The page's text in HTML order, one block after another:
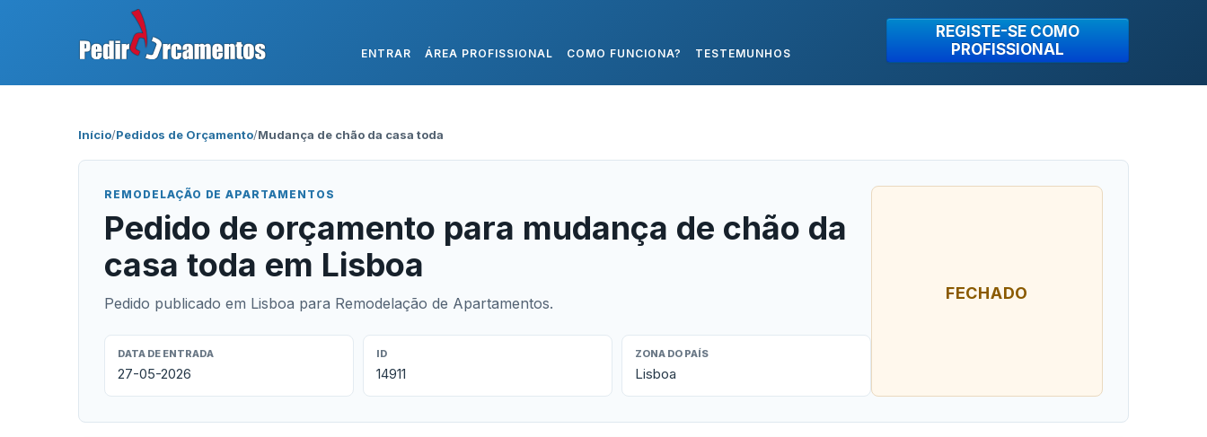
ENTRAR ÁREA PROFISSIONAL COMO FUNCIONA? TESTEMUNHOS
REGISTE-SE COMO
PROFISSIONAL
Início/Pedidos de Orçamento/Mudança de chão da casa toda
REMODELAÇÃO DE APARTAMENTOS
Pedido de orçamento para mudança de chão da
casa toda em Lisboa
Pedido publicado em Lisboa para Remodelação de Apartamentos.
DATA DE ENTRADA
27-05-2026
ID
14911
ZONA DO PAÍS
Lisboa
FECHADO